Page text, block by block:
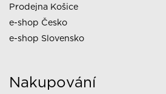
Prodejna Košice
e-shop Česko
e-shop Slovensko
Nakupování